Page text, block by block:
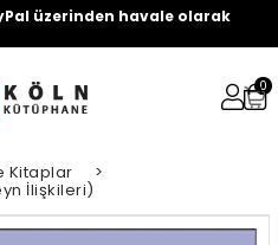
üzerinden havale olarak
0
Kitaplar >
İlişkileri)